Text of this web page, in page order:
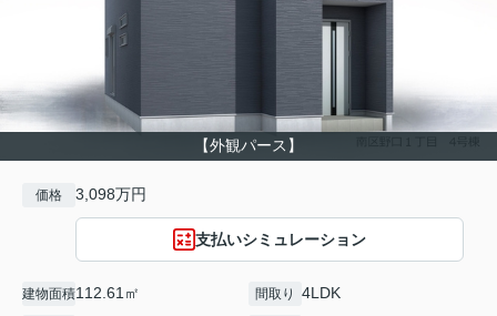
【外観パース】
価格 3,098万円
支払いシミュレーション
建物面積112.61㎡ 間取り 4LDK